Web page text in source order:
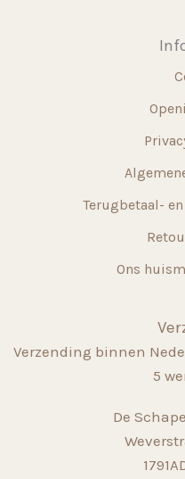
Terugbetaal-
Ons
Verzending binnen
5
De